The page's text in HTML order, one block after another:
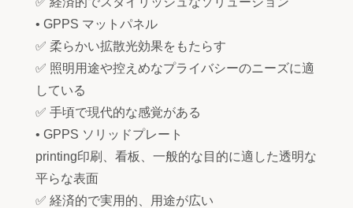
• GPPS マットパネル
✅ 柔らかい拡散光効果をもたらす
✅ 照明用途や控えめなプライバシーのニーズに適
している
✅ 手頃で現代的な感覚がある
• GPPS ソリッドプレート
printing印刷、看板、一般的な目的に適した透明な
平らな表面
✅ 経済的で実用的、用途が広い